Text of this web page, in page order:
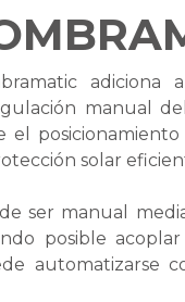
adiciona
manual
el
solar
ser manual
posible
automatizarse